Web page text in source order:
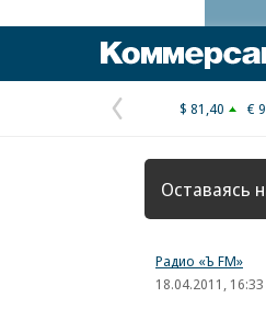
Предыдущая
страница
$ 81,40 €
Оставаясь
Радио «Ъ FM»
18.04.2011, 16:33